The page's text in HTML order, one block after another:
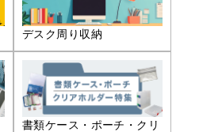
デスク周り収納
書類ケース・ポーチ・クリ